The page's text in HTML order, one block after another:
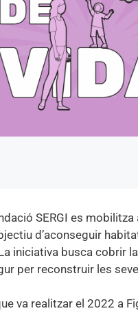
SERGI es
d’aconseguir
iniciativa busca cobrir
per reconstruir les
va realitzar el 2022 a